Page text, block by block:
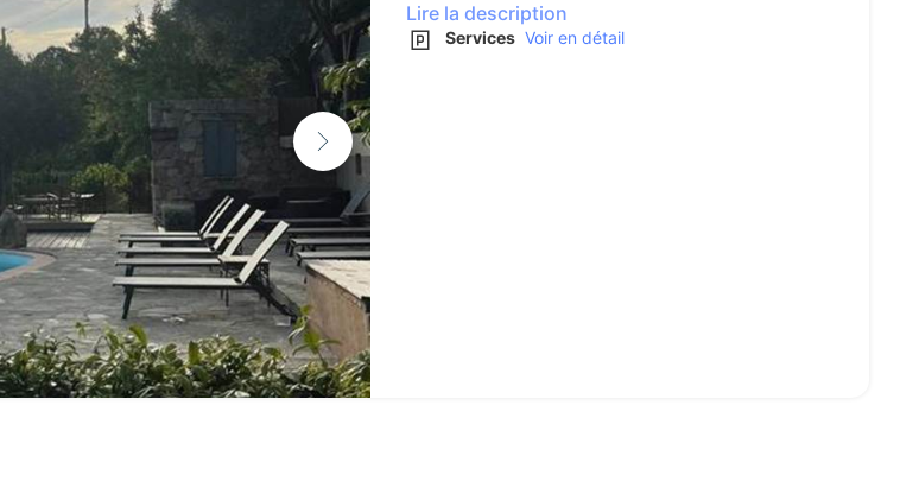
Lire la description
Services Voir en détail